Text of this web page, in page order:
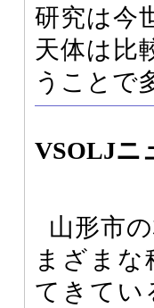
研究は今
天体は比
うことで
VSOLJニ
山形市
まざまな
てきてい